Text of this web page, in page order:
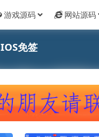
游戏源码 网站源码
IOS免签